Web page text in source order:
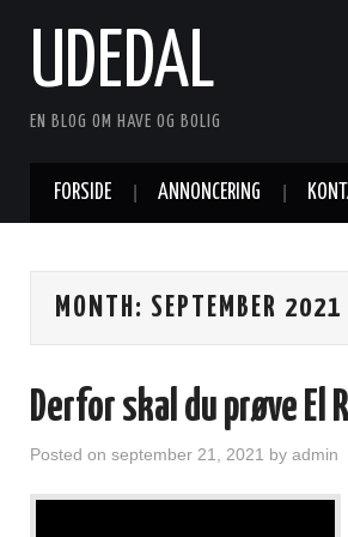
UDEDAL
EN BLOG OM HAVE OG BOLIG
FORSIDE ANNONCERING
MONTH: SEPTEMBER 2021
Derfor skal du prøve El
Posted on september 21, 2021 by admin